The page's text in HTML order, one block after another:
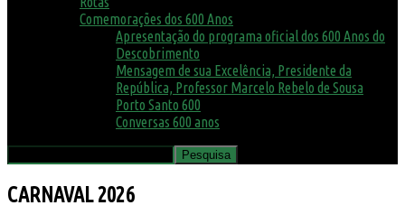
Comemorações dos 600 Anos
Apresentação do programa oficial dos 600 Anos do
Descobrimento
Mensagem de sua Excelência, Presidente da
República, Professor Marcelo Rebelo de Sousa
Porto Santo 600
Conversas 600 anos
CARNAVAL 2026